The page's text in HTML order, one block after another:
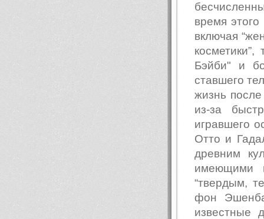
время
включая
косметики”,
Бэйби" и
ставшего
жизнь
из-за
игравшего
Отто и
древним
имеющими
“твердым,
фон
известные